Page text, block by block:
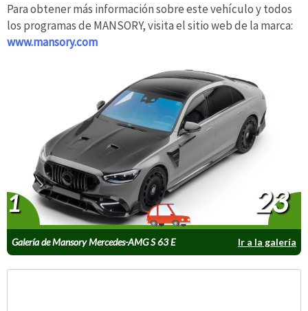
Para obtener más información sobre este vehículo y todos
los programas de MANSORY, visita el sitio web de la marca:
www.mansory.com
Galería de Mansory Mercedes-AMG S 63 E
Performance
Ir a la galería
1 23